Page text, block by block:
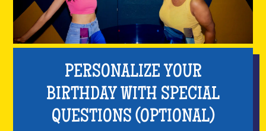
PERSONALIZE YOUR
BIRTHDAY WITH SPECIAL
QUESTIONS (OPTIONAL)